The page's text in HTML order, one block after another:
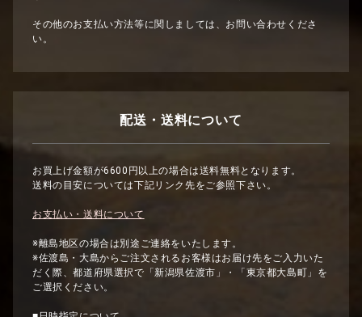
その他のお支払い方法等に関しましては、お問い合わせくださ
い。
配送・送料について
お買上げ金額が6600円以上の場合は送料無料となります。
送料の目安については下記リンク先をご参照下さい。
お支払い・送料について
※離島地区の場合は別途ご連絡をいたします。
※佐渡島・大島からご注文されるお客様はお届け先をご入力いた
だく際、都道府県選択で「新潟県佐渡市」・「東京都大島町」を
ご選択ください。